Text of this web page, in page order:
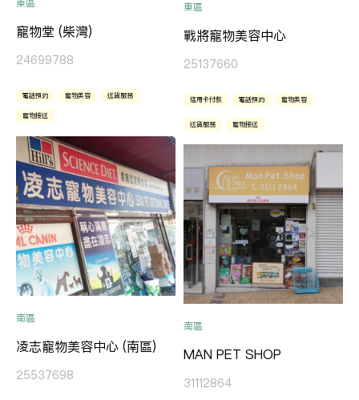
東區
寵物堂 (柴灣)
24699788
電話預約 寵物美容 送貨服務
寵物接送
東區
戰將寵物美容中心
25137660
信用卡付款 電話預約 寵物美容
送貨服務 寵物接送
南區
凌志寵物美容中心 (南區)
25537698
南區
MAN PET SHOP
31112864